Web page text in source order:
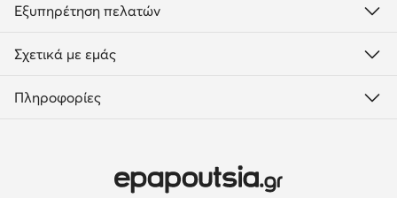
Εξυπηρέτηση πελατών
Σχετικά με εμάς
Πληροφορίες